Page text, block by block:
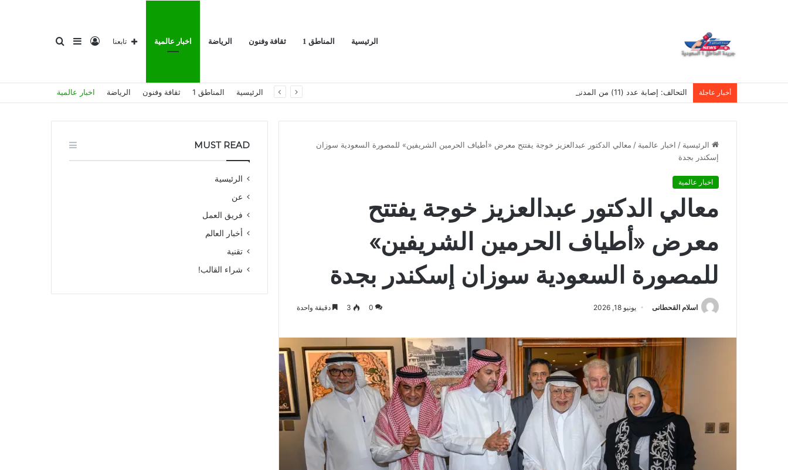
الرئيسية المناطق 1 ثقافة وفنون الرياضة اخبار عالمية
عن
إضافة
عمود
تسجيل
الدخول
تابعنا
أخبار عاجلة التحالف: إصابة عدد (11) من المدنيين بمنطقة نجران نتيجة اعتداءات إرهابية حوثية الرئيسية المناطق 1 ثقافة وفنون الرياضة اخبار عالمية
الرئيسية / اخبار عالمية / معالي الدكتور عبدالعزيز خوجة يفتتح معرض «أطياف الحرمين الشريفين» للمصورة السعودية سوزان
إسكندر بجدة
اخبار عالمية
معالي الدكتور عبدالعزيز خوجة يفتتح
معرض «أطياف الحرمين الشريفين»
للمصورة السعودية سوزان إسكندر بجدة
اسلام القحطانى يونيو 18, 2026 0
3 دقيقة واحدة
MUST READ
الرئيسية
عن
فريق العمل
أخبار العالم
تقنية
شراء القالب!